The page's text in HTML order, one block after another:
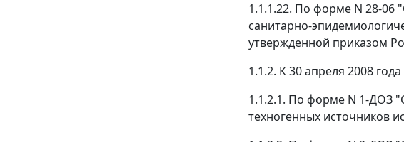
1.1.1.22. По форме N 28-06
санитарно-
утвержденной приказом
1.1.2. К 30 апреля 2008
1.1.2.1. По форме N 1-ДОЗ
техногенных источников